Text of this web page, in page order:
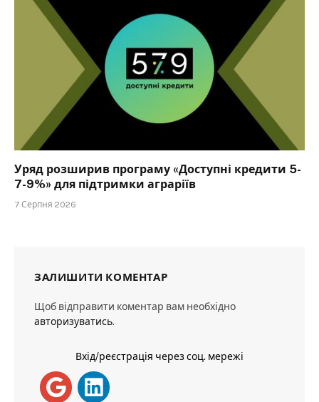
Уряд розширив програму «Доступні кредити 5-
7-9%» для підтримки аграріїв
7 Серпня 2026
ЗАЛИШИТИ КОМЕНТАР
Щоб відправити коментар вам необхідно
авторизуватись.
Вхід/реєстрація через соц. мережі